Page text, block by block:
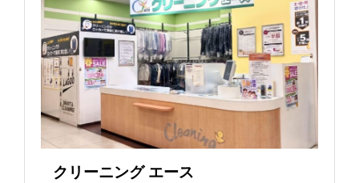
クリーニング エース